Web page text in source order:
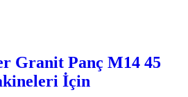
Granit Panç M14 45
İçin